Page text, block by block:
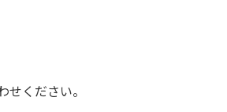
ください。